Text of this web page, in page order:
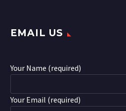
EMAIL US
Your Name (required)
Your Email (required)